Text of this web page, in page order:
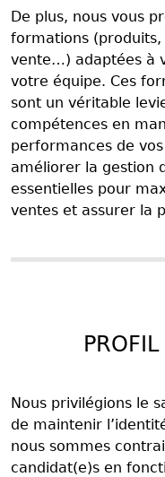
De plus, nous vous
formations (produits,
vente…) adaptées à
votre équipe. Ces
sont un véritable
compétences en
performances de
améliorer la gestion
essentielles pour
ventes et assurer la
Nous privilégions le
de maintenir
nous sommes
candidat(e)s en